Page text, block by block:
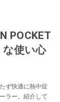
POCKET
使い心
ず快適に熱中症
ラー。紹介して